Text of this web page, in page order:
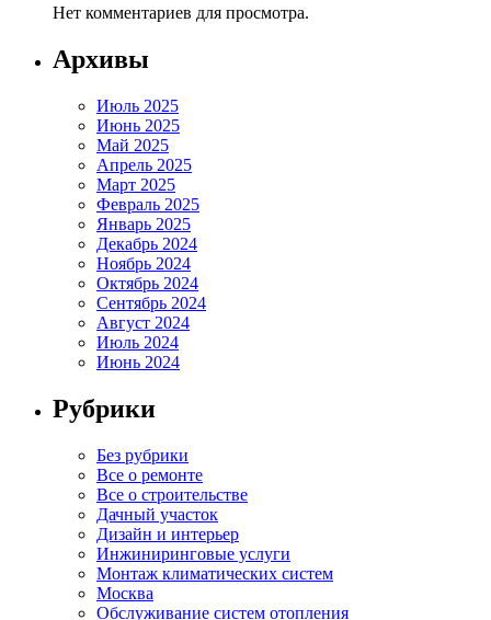
Нет комментариев для просмотра.
Архивы
Июль 2025
Июнь 2025
Май 2025
Апрель 2025
Март 2025
Февраль 2025
Январь 2025
Декабрь 2024
Ноябрь 2024
Октябрь 2024
Сентябрь 2024
Август 2024
Июль 2024
Июнь 2024
Рубрики
Без рубрики
Все о ремонте
Все о строительстве
Дачный участок
Дизайн и интерьер
Инжиниринговые услуги
Монтаж климатических систем
Москва
Обслуживание систем отопления